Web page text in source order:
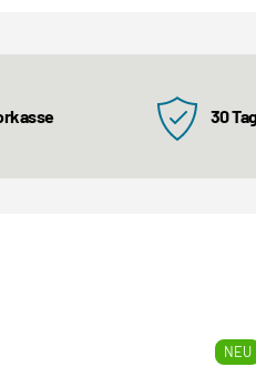
30
NEU